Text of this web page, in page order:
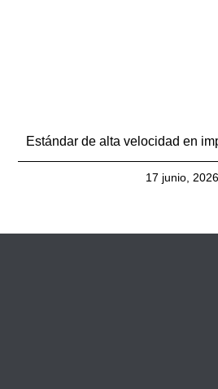
Estándar de alta velocidad en
17 junio, 2026